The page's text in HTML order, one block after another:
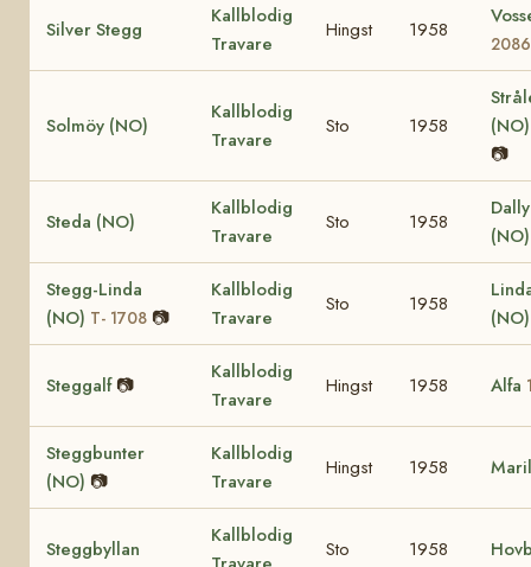
Silver Stegg
Kallblodig
Travare
Hingst 1958
Solmöy (NO)
Kallblodig
Travare
Sto 1958
📷
Steda (NO)
Kallblodig
Travare
Sto 1958
(NO)
Stegg-Linda
(NO) T- 1708 📷
Kallblodig
Travare
Sto 1958
Steggalf 📷
Kallblodig
Travare
Hingst 1958 Alfa
Steggbunter
(NO) 📷
Kallblodig
Travare
Hingst 1958
Steggbyllan
Kallblodig
Sto 1958